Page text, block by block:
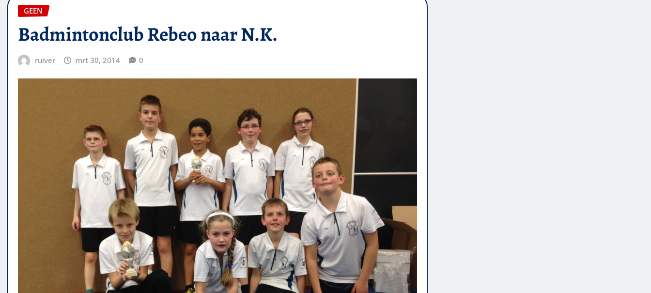
GEEN
Badmintonclub Rebeo naar N.K.
ruiver mrt 30, 2014 0